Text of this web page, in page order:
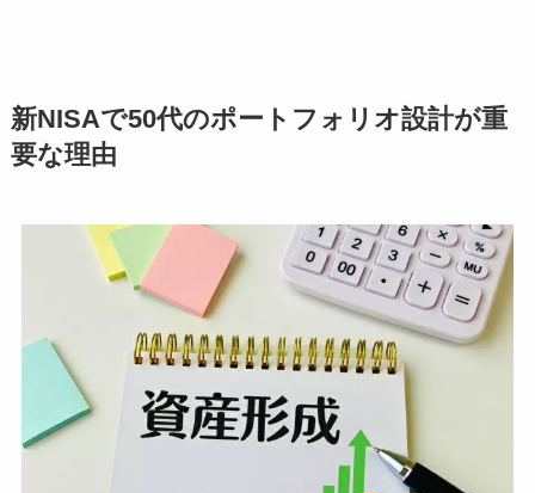
新NISAで50代のポートフォリオ設計が重
要な理由